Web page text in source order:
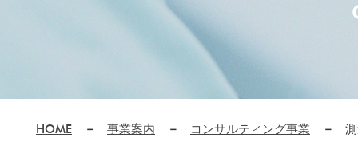
HOME 事業案内 コンサルティング事業